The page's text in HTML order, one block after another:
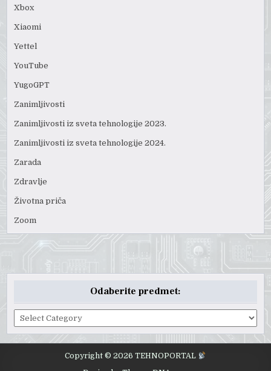
Xbox
Xiaomi
Yettel
YouTube
YugoGPT
Zanimljivosti
Zanimljivosti iz sveta tehnologije 2023.
Zanimljivosti iz sveta tehnologije 2024.
Zarada
Zdravlje
Životna priča
Zoom
Odaberite predmet:
Odaberite
predmet:
Copyright © 2026 TEHNOPORTAL